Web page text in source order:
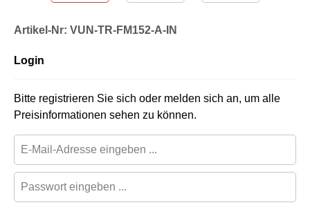
Artikel-Nr: VUN-TR-FM152-A-IN
Login
Bitte registrieren Sie sich oder melden sich an, um alle
Preisinformationen sehen zu können.